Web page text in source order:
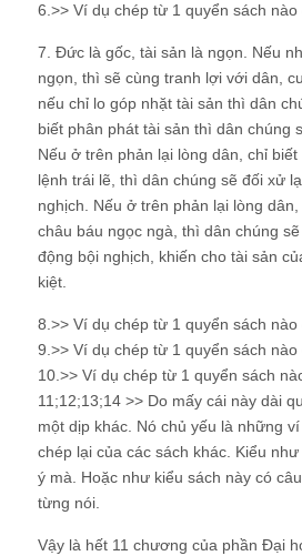
6.>> Ví dụ chép từ 1 quyển sách nào
7. Đức là gốc, tài sản là ngọn. Nếu
ngọn, thì sẽ cùng tranh lợi với dân,
nếu chỉ lo góp nhặt tài sản thì dân
biết phân phát tài sản thì dân chúng
Nếu ở trên phản lại lòng dân, chỉ
lệnh trái lẽ, thì dân chúng sẽ đối xử
nghịch. Nếu ở trên phản lại lòng
châu báu ngọc ngà, thì dân chúng
động bội nghịch, khiến cho tài sản
kiệt.
8.>> Ví dụ chép từ 1 quyển sách nào
9.>> Ví dụ chép từ 1 quyển sách nào
10.>> Ví dụ chép từ 1 quyển sách
11;12;13;14 >> Do mấy cái này dài
một dịp khác. Nó chủ yếu là những
chép lại của các sách khác. Kiểu
ý mà. Hoặc như kiểu sách này có
từng nói.
Vậy là hết 11 chương của phần Đại